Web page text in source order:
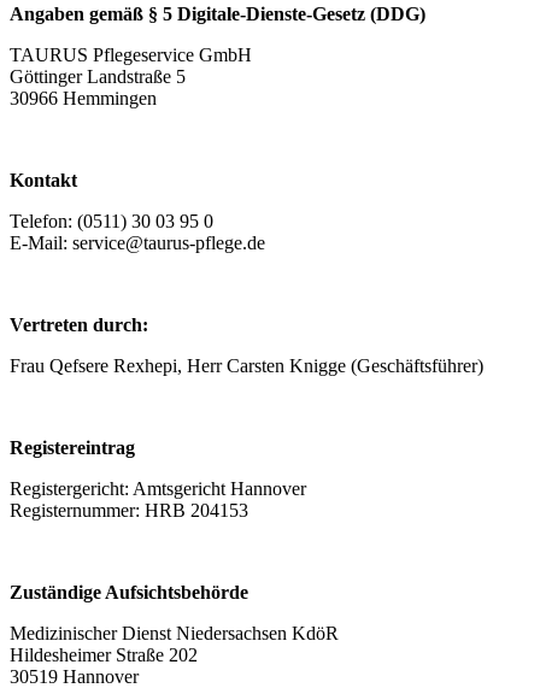
Angaben gemäß § 5 Digitale-Dienste-Gesetz (DDG)
TAURUS Pflegeservice GmbH
Göttinger Landstraße 5
30966 Hemmingen
Kontakt
Telefon: (0511) 30 03 95 0
E-Mail: service@taurus-pflege.de
Vertreten durch:
Frau Qefsere Rexhepi, Herr Carsten Knigge (Geschäftsführer)
Registereintrag
Registergericht: Amtsgericht Hannover
Registernummer: HRB 204153
Zuständige Aufsichtsbehörde
Medizinischer Dienst Niedersachsen KdöR
Hildesheimer Straße 202
30519 Hannover